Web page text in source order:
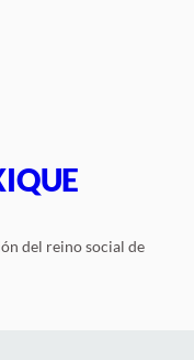
del reino social de